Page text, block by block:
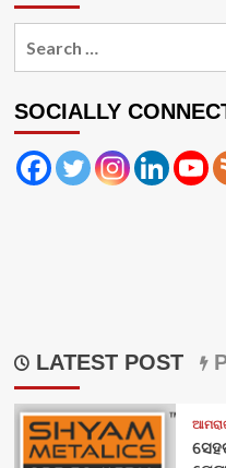
SOCIALLY
LATEST POST